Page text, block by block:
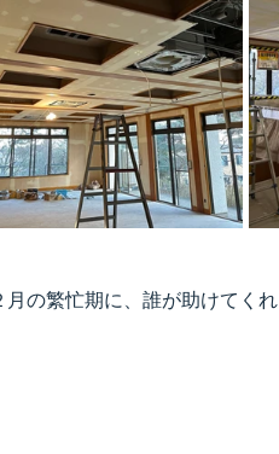
月の繁忙期に、誰が助けてく